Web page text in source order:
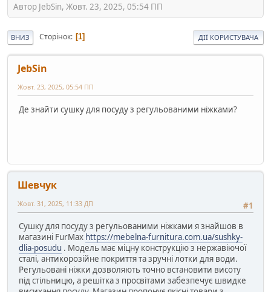
Автор JebSin, Жовт. 23, 2025, 05:54 ПП
ВНИЗ Сторінок 1 ДІЇ КОРИСТУВАЧА
JebSin
Жовт. 23, 2025, 05:54 ПП
Де знайти сушку для посуду з регульованими ніжками?
Шевчук
#1
Жовт. 31, 2025, 11:33 ДП
Сушку для посуду з регульованими ніжками я знайшов в
магазині FurMax https://mebelna-furnitura.com.ua/sushky-
dlia-posudu . Модель має міцну конструкцію з нержавіючої
сталі, антикорозійне покриття та зручні лотки для води.
Регульовані ніжки дозволяють точно встановити висоту
під стільницю, а решітка з просвітами забезпечує швидке